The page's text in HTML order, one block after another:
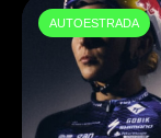
AUTOESTRADA